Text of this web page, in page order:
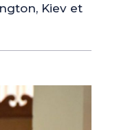
Kiev et